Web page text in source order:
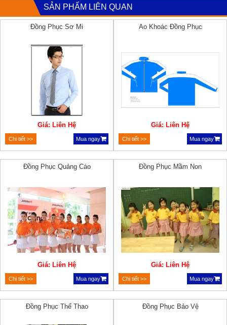
SẢN PHẨM LIÊN QUAN
Đồng Phục Sơ Mi
Giá: Liên Hệ
Chi tiết >> Mua ngay
Ao Khoác Đồng Phục
Giá: Liên Hệ
Chi tiết >> Mua ngay
Đồng Phục Quảng Cáo
Giá: Liên Hệ
Chi tiết >> Mua ngay
Đồng Phục Mầm Non
Giá: Liên Hệ
Chi tiết >> Mua ngay
Đồng Phục Thể Thao Đồng Phục Bảo Vệ